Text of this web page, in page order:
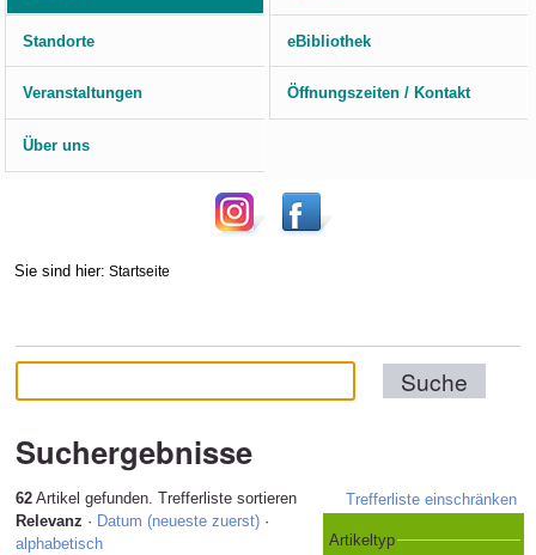
Standorte eBibliothek
Veranstaltungen Öffnungszeiten / Kontakt
Über uns
Sie sind hier: Startseite
Suchergebnisse
62Artikel gefunden. Trefferliste einschränken
Artikeltyp
Trefferliste sortieren
Relevanz · Datum (neueste zuerst) ·
alphabetisch